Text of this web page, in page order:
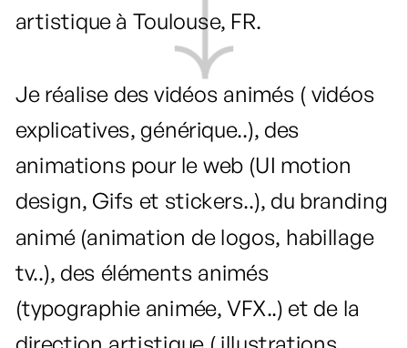
artistique à Toulouse, FR.
Je réalise des vidéos animés ( vidéos
explicatives, générique..), des
animations pour le web (UI motion
design, Gifs et stickers..), du branding
animé (animation de logos, habillage
tv..), des éléments animés
(typographie animée, VFX..) et de la